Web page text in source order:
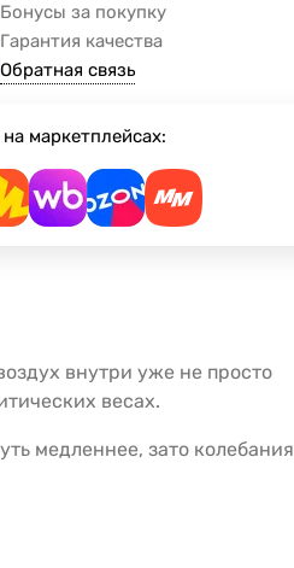
Бонусы за покупку
Гарантия качества
Обратная связь
маркетплейсах:
внутри уже не просто
весах.
медленнее, зато колебания